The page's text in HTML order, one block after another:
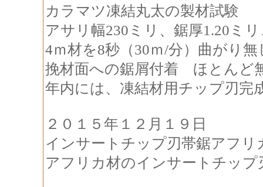
カラマツ凍結丸太の製材試験
アサリ幅230ミリ、鋸厚1.20ミ
4ｍ材を8秒（30ｍ/分）曲がり無
挽材面への鋸屑付着 ほとんど
年内には、凍結材用チップ刃完
２０１５年１２月１９日
インサートチップ刃帯鋸アフリ
アフリカ材のインサートチップ